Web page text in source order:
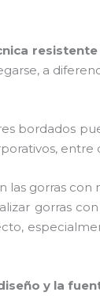
resistente
a
bordados
entre
las gorras con
gorras con
y la